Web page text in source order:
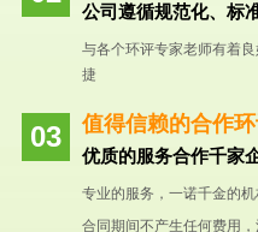
公司遵循规范化、标
与各个环评专家老师有着
捷
值得信赖的合作
优质的服务合作千家
专业的服务，一诺千金的
合同期间不产生任何费用